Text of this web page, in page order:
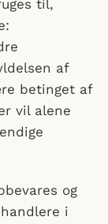
til,
af
betinget af
vil alene
og
i